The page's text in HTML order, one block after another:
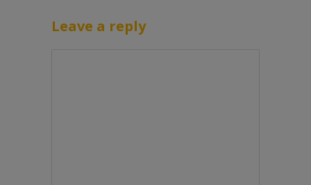
Leave a reply